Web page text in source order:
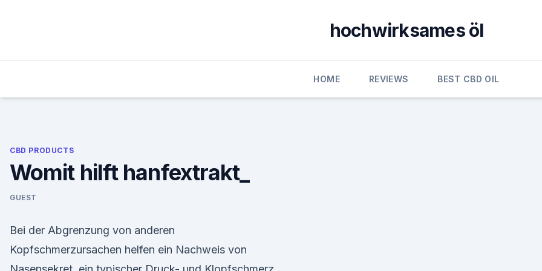
hochwirksames öl
HOME REVIEWS BEST CBD OIL
CBD PRODUCTS
Womit hilft hanfextrakt_
GUEST
Bei der Abgrenzung von anderen
Kopfschmerzursachen helfen ein Nachweis von